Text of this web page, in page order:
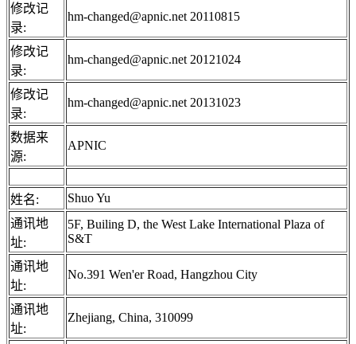
修改记
录:
hm-changed@apnic.net 20110815
修改记
录:
hm-changed@apnic.net 20121024
修改记
录:
hm-changed@apnic.net 20131023
数据来
源:
APNIC
姓名:
Shuo Yu
通讯地
址:
5F, Builing D, the West Lake International Plaza of
S&T
通讯地
址:
No.391 Wen'er Road, Hangzhou City
通讯地
址:
Zhejiang, China, 310099